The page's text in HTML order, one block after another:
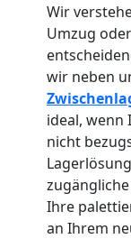
Wir
Umzug
wir neben
ideal, wenn
nicht
Ihre
an Ihrem